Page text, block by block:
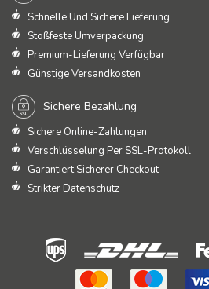
Schnelle Und Sichere Lieferung
Stoßfeste Umverpackung
Premium-Lieferung Verfügbar
Günstige Versandkosten
Sichere Bezahlung
Sichere Online-Zahlungen
Verschlüsselung Per SSL-Protokoll
Garantiert Sicherer Checkout
Strikter Datenschutz